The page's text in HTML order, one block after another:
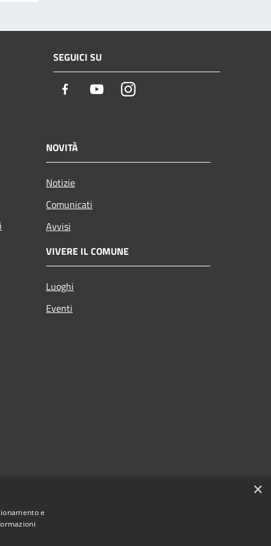
SEGUICI SU
Facebook YoutubeInstagram
NOVITÀ
Notizie
Comunicati
Avvisi
VIVERE IL COMUNE
Luoghi
Eventi
×
e